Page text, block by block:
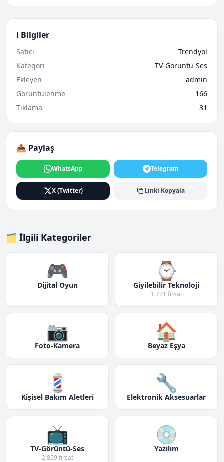
ℹ️ Bilgiler
Satıcı
Trendyol
Kategori
TV-Görüntü-Ses
Ekleyen
admin
Görüntülenme
166
Tıklama
31
📤 Paylaş
WhatsApp Telegram
X (Twitter) Linki Kopyala
🗂️ İlgili Kategoriler
🎮
Dijital Oyun
⌚
Giyilebilir Teknoloji
1,721 fırsat
📷
Foto-Kamera
🏠
Beyaz Eşya
💈
Kişisel Bakım Aletleri
🔧
Elektronik Aksesuarlar
📺
TV-Görüntü-Ses
2,859 fırsat
💿
Yazılım